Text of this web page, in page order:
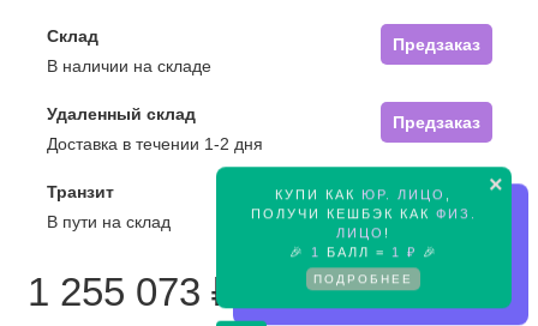
×
КУПИ КАК ЮР. ЛИЦО
ПОЛУЧИ КЕШБЭК КАК ФИЗ.
ЛИЦО !
🎉
1 БАЛЛ = 1 ₽ 🎉
ПОДРОБНЕЕ
Склад
Предзаказ
В наличии на складе
Удаленный склад
Предзаказ
Доставка в течении 1-2 дня
Транзит
Предзаказ
В пути на склад
1 255 073 ₽